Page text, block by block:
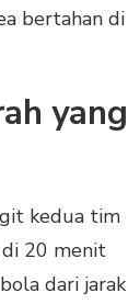
bertahan di
yang
kedua tim
di 20 menit
dari jarak